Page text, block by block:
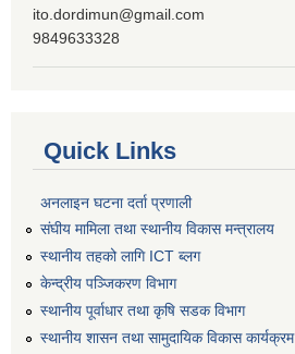
ito.dordimun@gmail.com
9849633328
Quick Links
अनलाइन घटना दर्ता प्रणाली
संघीय मामिला तथा स्थानीय विकास मन्त्रालय
स्थानीय तहको लागि ICT ब्लग
केन्द्रीय पञ्जिकरण विभाग
स्थानीय पूर्वाधार तथा कृषि सडक विभाग
स्थानीय शासन तथा सामुदायिक विकास कार्यक्रम